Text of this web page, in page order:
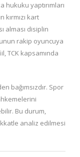
hukuku yaptırımları
kart
alması disiplin
rakip oyuncuya
TCK kapsamında
bağımsızdır. Spor
Bu durum,
analiz edilmesi